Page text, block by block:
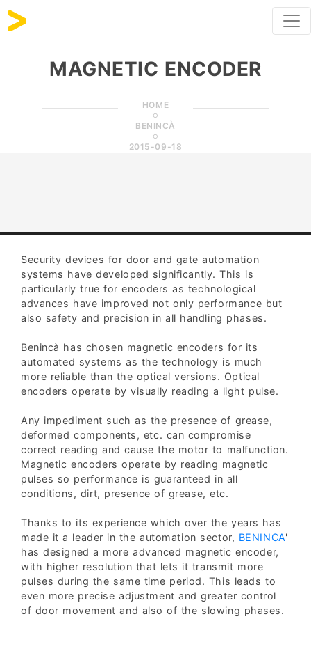
MAGNETIC ENCODER
HOME
BENINCÀ
2015-09-18
Security devices for door and gate automation
systems have developed significantly. This is
particularly true for encoders as technological
advances have improved not only performance but
also safety and precision in all handling phases.
Benincà has chosen magnetic encoders for its
automated systems as the technology is much
more reliable than the optical versions. Optical
encoders operate by visually reading a light pulse.
Any impediment such as the presence of grease,
deformed components, etc. can compromise
correct reading and cause the motor to malfunction.
Magnetic encoders operate by reading magnetic
pulses so performance is guaranteed in all
conditions, dirt, presence of grease, etc.
Thanks to its experience which over the years has
made it a leader in the automation sector, BENINCA'
has designed a more advanced magnetic encoder,
with higher resolution that lets it transmit more
pulses during the same time period. This leads to
even more precise adjustment and greater control
of door movement and also of the slowing phases.